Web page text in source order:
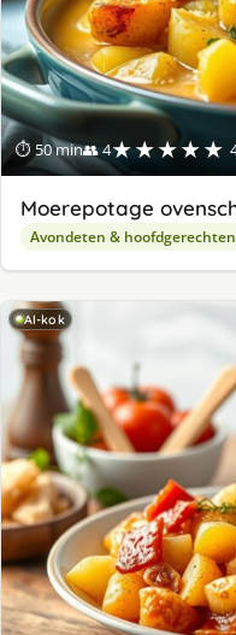
⏱ 50 min👥 4★★★★★
Moerepotage
Avondeten & hoofdgerechten
AI-kok